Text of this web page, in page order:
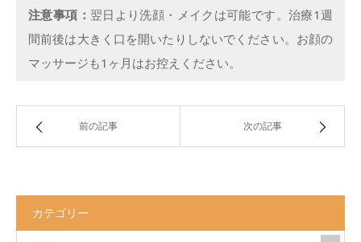
注意事項： 翌日より洗顔・メイクは可能です。治療1週
間前後は大きく口を開いたりしないでください。お顔の
マッサージも1ヶ月はお控えください。
前の記事 次の記事
カテゴリー